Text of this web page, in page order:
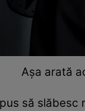
Așa arată
să